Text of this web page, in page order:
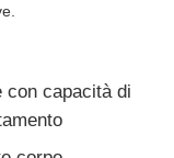
con capacità di